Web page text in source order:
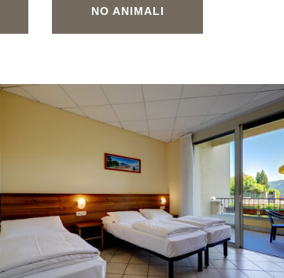
NO ANIMALI